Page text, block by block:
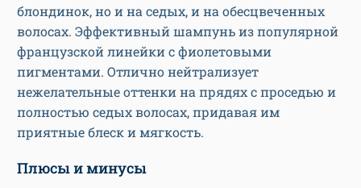
блондинок, но и на седых, и на обесцвеченных
волосах. Эффективный шампунь из популярной
французской линейки с фиолетовыми
пигментами. Отлично нейтрализует
нежелательные оттенки на прядях с проседью и
полностью седых волосах, придавая им
приятные блеск и мягкость.
Плюсы и минусы